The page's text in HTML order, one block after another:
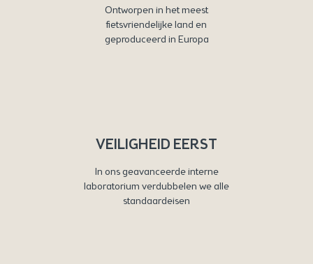
Ontworpen in het meest
fietsvriendelijke land en
geproduceerd in Europa
VEILIGHEID EERST
In ons geavanceerde interne
laboratorium verdubbelen we alle
standaardeisen